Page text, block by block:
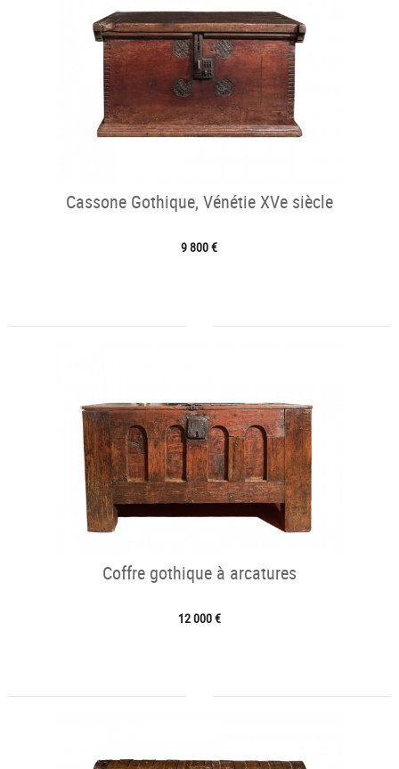
Cassone Gothique, Vénétie XVe siècle
9 800 €
Coffre gothique à arcatures
12 000 €